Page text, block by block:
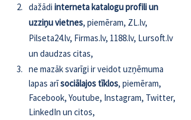
dažādi interneta katalogu profili un
uzziņu vietnes, piemēram, ZL.lv,
Pilseta24.lv, Firmas.lv, 1188.lv, Lursoft.lv
un daudzas citas,
ne mazāk svarīgi ir veidot uzņēmuma
lapas arī sociālajos tīklos, piemēram,
Facebook, Youtube, Instagram, Twitter,
LinkedIn un citos,